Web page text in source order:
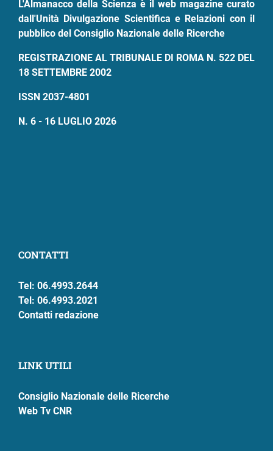
L'Almanacco della Scienza è il web magazine curato
dall'Unità Divulgazione Scientifica e Relazioni con il
pubblico del Consiglio Nazionale delle Ricerche
REGISTRAZIONE AL TRIBUNALE DI ROMA N. 522 DEL
18 SETTEMBRE 2002
ISSN 2037-4801
N. 6 - 16 LUGLIO 2026
CONTATTI
Tel: 06.4993.2644
Tel: 06.4993.2021
Contatti redazione
LINK UTILI
Consiglio Nazionale delle Ricerche
Web Tv CNR